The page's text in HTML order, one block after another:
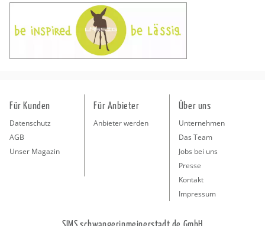
Für Kunden
Datenschutz
AGB
Unser Magazin
Für Anbieter
Anbieter werden
Über uns
Unternehmen
Das Team
Jobs bei uns
Presse
Kontakt
Impressum